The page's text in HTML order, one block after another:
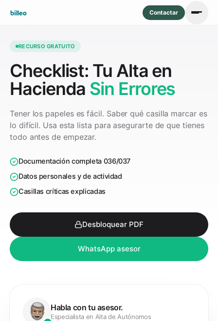
Contactar
RECURSO GRATUITO
Checklist: Tu Alta en
Hacienda Sin Errores
Tener los papeles es fácil. Saber qué casilla marcar es
lo difícil. Usa esta lista para asegurarte de que tienes
todo antes de empezar.
Documentación completa 036/037
Datos personales y de actividad
Casillas críticas explicadas
Desbloquear PDF
WhatsApp asesor
Habla con tu asesor.
Especialista en Alta de Autónomos